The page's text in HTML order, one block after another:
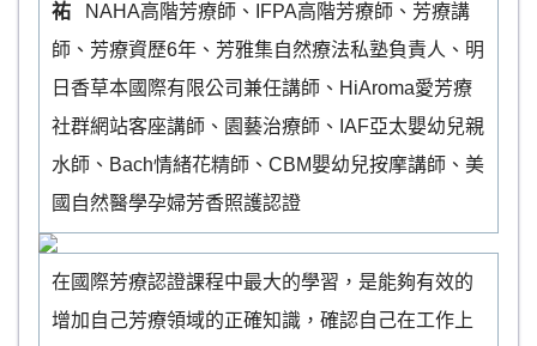
祐 NAHA高階芳療師、IFPA高階芳療師、芳療講
師、芳療資歷6年、芳雅集自然療法私塾負責人、明
日香草本國際有限公司兼任講師、HiAroma愛芳療
社群網站客座講師、園藝治療師、IAF亞太嬰幼兒親
水師、Bach情緒花精師、CBM嬰幼兒按摩講師、美
國自然醫學孕婦芳香照護認證
在國際芳療認證課程中最大的學習，是能夠有效的
增加自己芳療領域的正確知識，確認自己在工作上